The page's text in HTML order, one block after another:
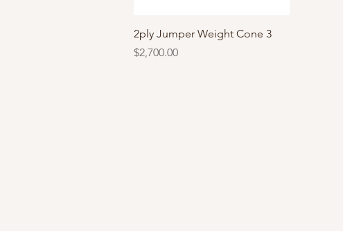
快速瀏覽
2ply Jumper Weight Cone 3
價格
$2,700.00